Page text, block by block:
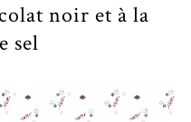
noir et à la
sel